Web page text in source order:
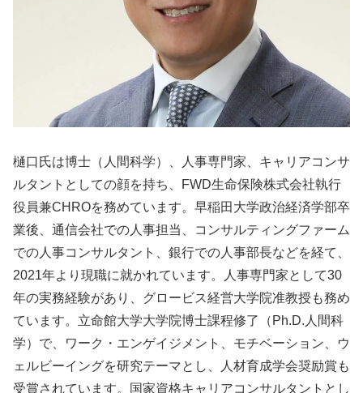
樋口氏は博士（人間科学）、人事専門家、キャリアコンサ
ルタントとしての顔を持ち、FWD生命保険株式会社執行
役員兼CHROを務めています。早稲田大学政治経済学部卒
業後、通信会社での人事担当、コンサルティングファーム
での人事コンサルタント、銀行での人事部長などを経て、
2021年より現職に就かれています。人事専門家として30
年の実務経験があり、グロービス経営大学院准教授も務め
ています。立命館大学大学院博士課程修了（Ph.D.人間科
学）で、ワーク・エンゲイジメント、モチベーション、ウ
ェルビーイングを研究テーマとし、人材育成学会奨励賞も
受賞されています。国家資格キャリアコンサルタントとし